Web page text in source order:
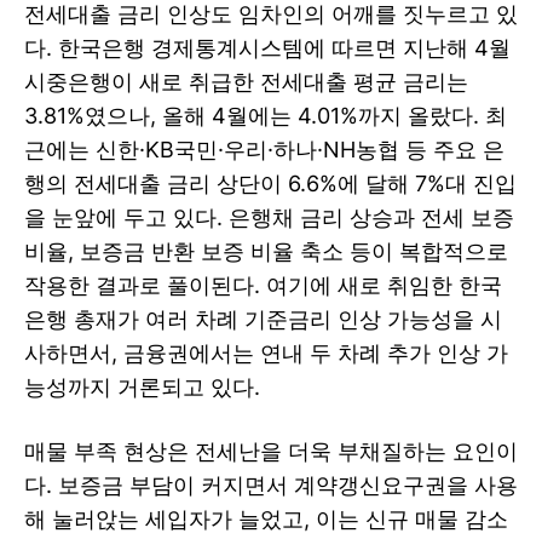
전세대출 금리 인상도 임차인의 어깨를 짓누르고 있
다. 한국은행 경제통계시스템에 따르면 지난해 4월
시중은행이 새로 취급한 전세대출 평균 금리는
3.81%였으나, 올해 4월에는 4.01%까지 올랐다. 최
근에는 신한·KB국민·우리·하나·NH농협 등 주요 은
행의 전세대출 금리 상단이 6.6%에 달해 7%대 진입
을 눈앞에 두고 있다. 은행채 금리 상승과 전세 보증
비율, 보증금 반환 보증 비율 축소 등이 복합적으로
작용한 결과로 풀이된다. 여기에 새로 취임한 한국
은행 총재가 여러 차례 기준금리 인상 가능성을 시
사하면서, 금융권에서는 연내 두 차례 추가 인상 가
능성까지 거론되고 있다.
매물 부족 현상은 전세난을 더욱 부채질하는 요인이
다. 보증금 부담이 커지면서 계약갱신요구권을 사용
해 눌러앉는 세입자가 늘었고, 이는 신규 매물 감소